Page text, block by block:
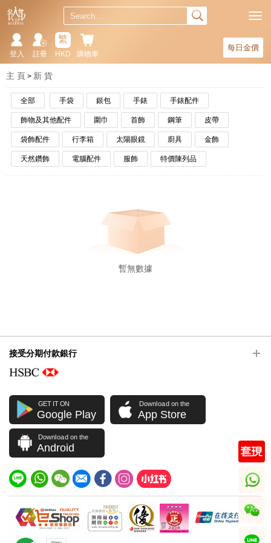
每日金價
購物車
繁
HKD
註冊
登入
主 頁 新 貨
全部 手袋 銀包 手錶 手錶配件
飾物及其他配件 圍巾 首飾 鋼筆 皮帶
袋飾配件 行李箱 太陽眼鏡 廚具 金飾
天然鑽飾 電腦配件 服飾 特價陳列品
暫無數據
接受分期付款銀行
GET IT ON
Google Play
Download on the
App Store
Download on the
Android
whatsapp